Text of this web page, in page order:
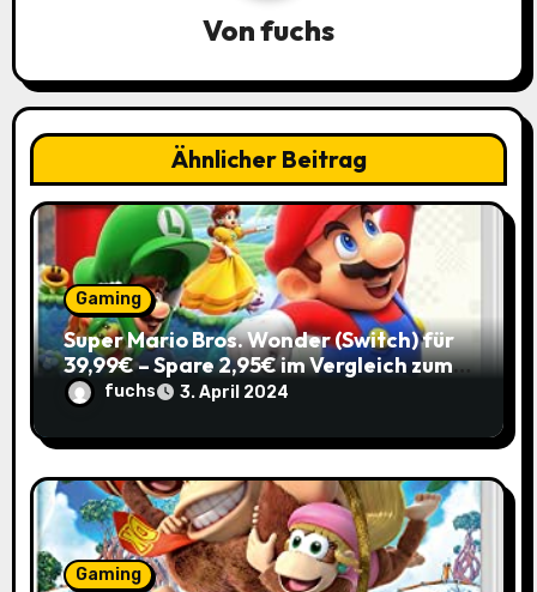
g
a
t
i
o
n
Vonfuchs
Ähnlicher Beitrag
Gaming
Super Mario Bros. Wonder (Switch) für
39,99€ – Spare 2,95€ im Vergleich zum
Normalpreis!
fuchs 3. April 2024
Gaming